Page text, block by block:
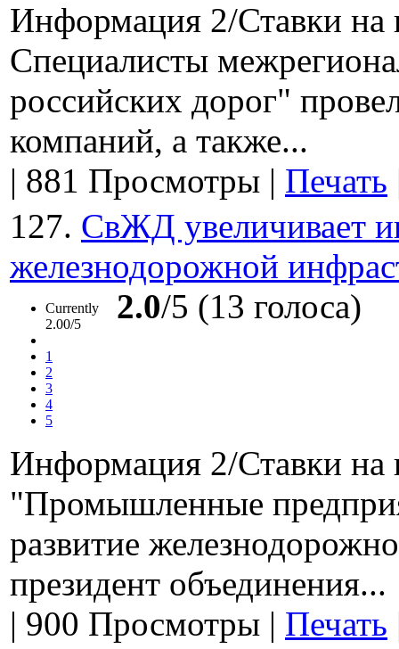
Информация 2/Ставки на
Специалисты
российских дорог"
компаний, а также...
| 881 Просмотры | Печать
127. СвЖД увеличивает
железнодорожной
Currently
2.00/5
1
2
3
4
5
2.0/5 (13 голоса)
Информация 2/Ставки на
"Промышленные
развитие
президент объединения...
| 900 Просмотры | Печать